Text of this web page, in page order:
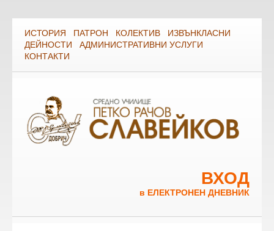
ИСТОРИЯ ПАТРОН КОЛЕКТИВ
ИЗВЪНКЛАСНИ
ДЕЙНОСТИ
АДМИНИСТРАТИВНИ УСЛУГИ
КОНТАКТИ
ВХОД
в ЕЛЕКТРОНЕН ДНЕВНИК